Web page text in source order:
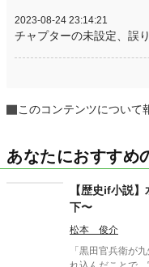
2023-08-24 23:14:21
チャプターの未設定、誤
このコンテンツについて
あなたにおすすめ
【歴史if小説
下〜
松本 俊介
「黒田官兵衛が九州から天下